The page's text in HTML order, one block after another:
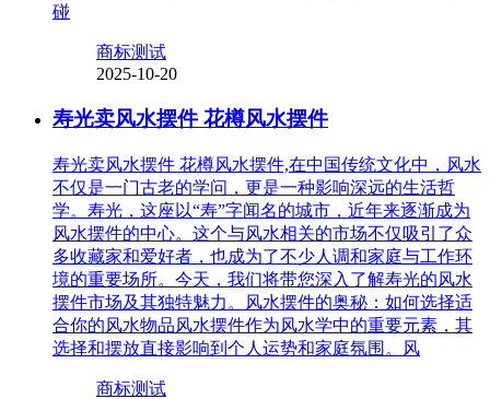
碰
商标测试
2025-10-20
寿光卖风水摆件 花樽风水摆件
寿光卖风水摆件 花樽风水摆件,在中国传统文化中，风水
不仅是一门古老的学问，更是一种影响深远的生活哲
学。寿光，这座以“寿”字闻名的城市，近年来逐渐成为
风水摆件的中心。这个与风水相关的市场不仅吸引了众
多收藏家和爱好者，也成为了不少人调和家庭与工作环
境的重要场所。今天，我们将带您深入了解寿光的风水
摆件市场及其独特魅力。风水摆件的奥秘：如何选择适
合你的风水物品风水摆件作为风水学中的重要元素，其
选择和摆放直接影响到个人运势和家庭氛围。风
商标测试